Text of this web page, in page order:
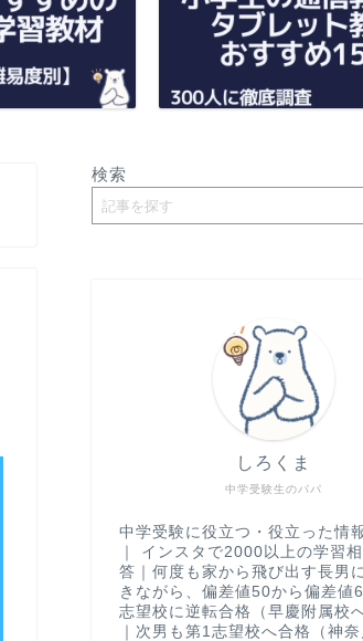
検索
中学受験生のパパ
しろくま
中学受験に役立つ・役立った情
｜ インスタで2000以上の学習
答｜何度も家から飛び出す長男
きながら、偏差値50から偏差値
志望校に逆転合格（早慶附属校
｜次男も第1志望校へ合格（神